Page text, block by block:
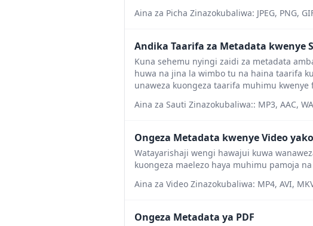
Aina za Picha Zinazokubaliwa: JPEG, PNG,
Andika Taarifa za Metadata kwenye
Kuna sehemu nyingi zaidi za metadata
huwa na jina la wimbo tu na haina taarifa
unaweza kuongeza taarifa muhimu kwenye
Aina za Sauti Zinazokubaliwa:: MP3, AAC,
Ongeza Metadata kwenye Video yako
Watayarishaji wengi hawajui kuwa
kuongeza maelezo haya muhimu pamoja
Aina za Video Zinazokubaliwa: MP4, AVI,
Ongeza Metadata ya PDF